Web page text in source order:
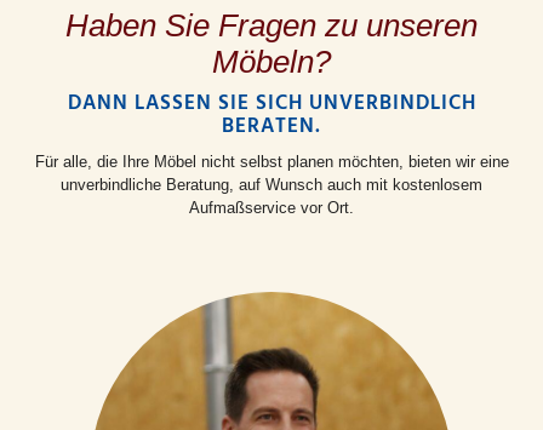
Haben Sie Fragen zu unseren
Möbeln?
DANN LASSEN SIE SICH UNVERBINDLICH
BERATEN.
Für alle, die Ihre Möbel nicht selbst planen möchten, bieten wir eine
unverbindliche Beratung, auf Wunsch auch mit kostenlosem
Aufmaßservice vor Ort.